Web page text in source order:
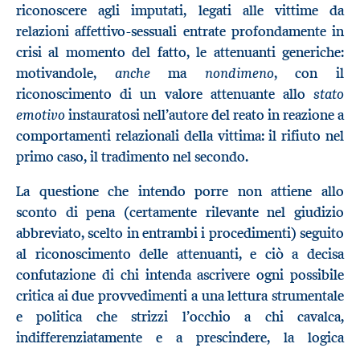
riconoscere agli imputati, legati alle vittime da
relazioni affettivo-sessuali entrate profondamente in
crisi al momento del fatto, le attenuanti generiche:
motivandole, anchema nondimeno, con il
riconoscimento di un valore attenuante allo stato
emotivoinstauratosi nell’autore del reato in reazione a
comportamenti relazionali della vittima: il rifiuto nel
primo caso, il tradimento nel secondo.
La questione che intendo porre non attiene allo
sconto di pena (certamente rilevante nel giudizio
abbreviato, scelto in entrambi i procedimenti) seguito
al riconoscimento delle attenuanti, e ciò a decisa
confutazione di chi intenda ascrivere ogni possibile
critica ai due provvedimenti a una lettura strumentale
e politica che strizzi l’occhio a chi cavalca,
indifferenziatamente e a prescindere, la logica